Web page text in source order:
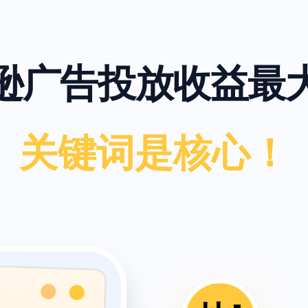
广告投放收益最
关键词是核心！